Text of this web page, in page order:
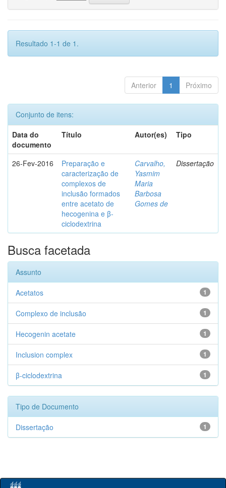
Resultado 1-1 de 1.
Anterior 1 Próximo
Conjunto de itens:
Data do
documento
Título Autor(es) Tipo
26-Fev-2016
Preparação e
caracterização de
complexos de
inclusão formados
entre acetato de
hecogenina e β-
ciclodextrina
Carvalho,
Yasmim
Maria
Barbosa
Gomes de
Dissertação
Busca facetada
Assunto
1
Acetatos
1
Complexo de inclusão
1
Hecogenin acetate
1
Inclusion complex
1
β-ciclodextrina
Tipo de Documento
1
Dissertação